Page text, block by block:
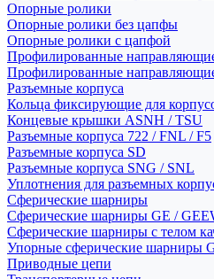
Опорные ролики
Опорные ролики без цапфы
Опорные ролики с цапфой
Профилированные
Профилированные
Разъемные корпуса
Кольца фиксирующие для
Концевые крышки ASNH / TSU
Разъемные корпуса 722 / FNL / F5
Разъемные корпуса SD
Разъемные корпуса SNG / SNL
Уплотнения для разъемных
Сферические шарниры
Сферические шарниры GE /
Сферические шарниры с телом
Упорные сферические шарниры
Приводные цепи